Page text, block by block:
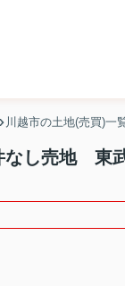
川越市の土地(売買)一
し売地 東